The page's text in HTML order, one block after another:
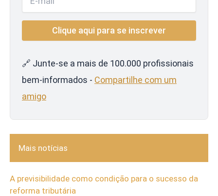
🔗 Junte-se a mais de 100.000 profissionais
bem-informados - Compartilhe com um
amigo
Mais notícias
A previsibilidade como condição para o sucesso da
reforma tributária